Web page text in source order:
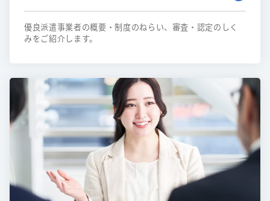
優良派遣事業者の概要・制度のねらい、審査・認定のしく
みをご紹介します。